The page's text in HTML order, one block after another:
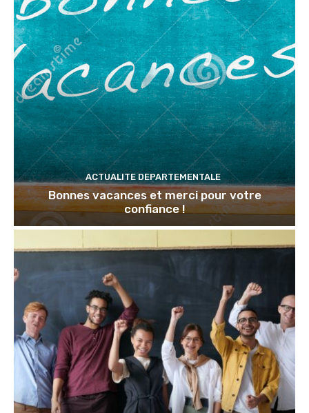
ACTUALITE DEPARTEMENTALE
Bonnes vacances et merci pour votre
confiance !